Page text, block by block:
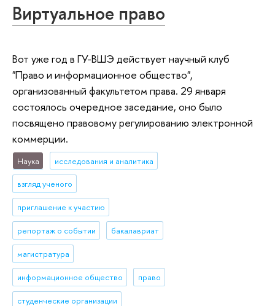
Виртуальное право
Вот уже год в ГУ-ВШЭ действует научный клуб
"Право и информационное общество",
организованный факультетом права. 29 января
состоялось очередное заседание, оно было
посвящено правовому регулированию электронной
коммерции.
Наука исследования и аналитика
взгляд ученого
приглашение к участию
репортаж о событии бакалавриат
магистратура
информационное общество право
студенческие организации